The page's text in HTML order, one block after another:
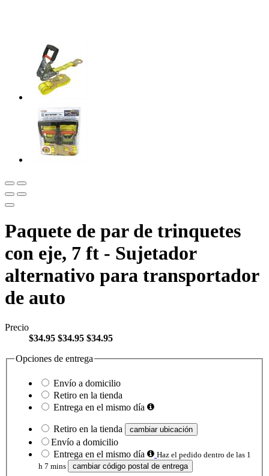
Paquete de par de trinquetes
con eje, 7 ft - Sujetador
alternativo para transportador
de auto
Precio
$34.95 $34.95 $34.95
Opciones de entrega
Envío a domicilio
Retiro en la tienda
Entrega en el mismo día
Retiro en la tienda cambiar ubicación
Envío a domicilio
Entrega en el mismo día
Haz el pedido dentro de las 1
h 7 mins
cambiar código postal de entrega